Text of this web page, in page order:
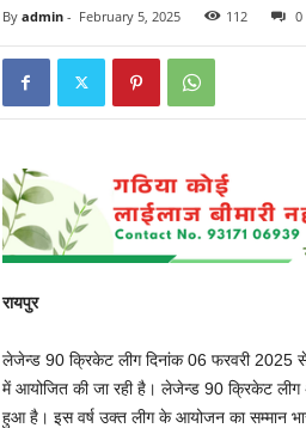
By admin- February 5, 2025 112 0
रायपुर
लेजेन्ड 90 क्रिकेट लीग दिनांक 06 फरवरी 2025 से
में आयोजित की जा रही है। लेजेन्ड 90 क्रिकेट लीग
हुआ है। इस वर्ष उक्त लीग के आयोजन का सम्मान